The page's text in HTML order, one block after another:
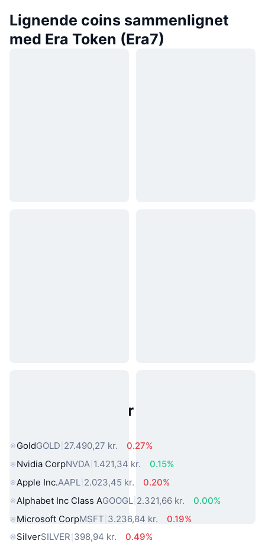
Lignende coins sammenlignet
med Era Token (Era7)
Populære aktiver fra den virkelige
GoldGOLD 27.490,27 kr.
0.27%
Nvidia CorpNVDA 1.421,34 kr.
0.15%
Apple Inc.AAPL 2.023,45 kr.
0.20%
Alphabet Inc Class AGOOGL 2.321,66 kr.
0.00%
Microsoft CorpMSFT 3.236,84 kr.
0.19%
SilverSILVER 398,94 kr.
0.49%